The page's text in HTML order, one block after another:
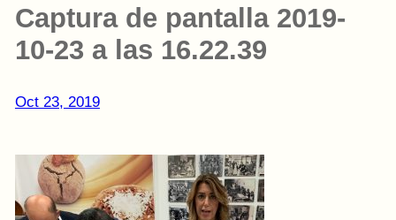
Captura de pantalla 2019-
10-23 a las 16.22.39
Oct 23, 2019